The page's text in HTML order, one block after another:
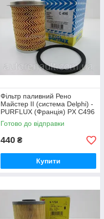
Фільтр паливний Рено
Майстер ІІ (система Delphi) -
PURFLUX (Франція) PX C496
Готово до відправки
440 ₴
Купити